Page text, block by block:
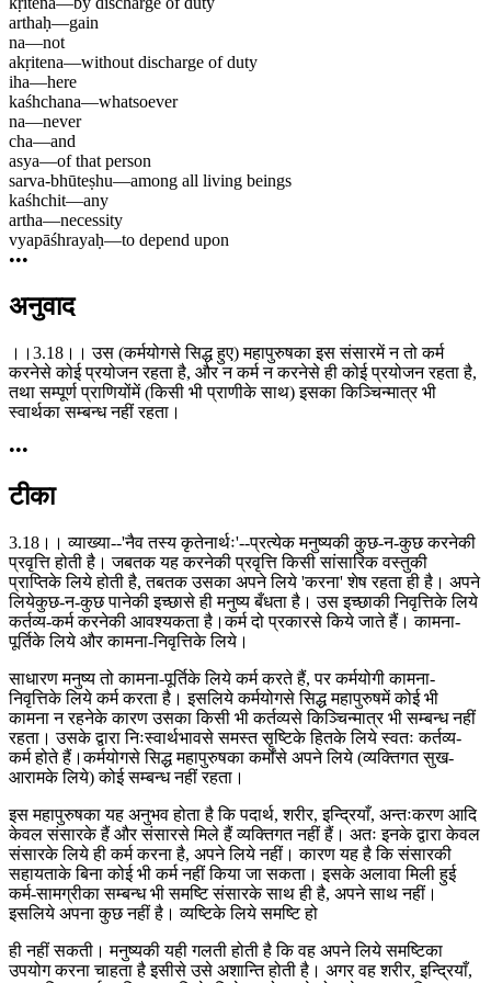
arthaḥ—gain
na—not
akṛitena—without discharge of duty
iha—here
kaśhchana—whatsoever
na—never
cha—and
asya—of that person
sarva-bhūteṣhu—among all living beings
kaśhchit—any
artha—necessity
vyapāśhrayaḥ—to depend upon
•••
अनुवाद
।।3.18।। उस (कर्मयोगसे सिद्ध हुए) महापुरुषका इस संसारमें न तो कर्म
करनेसे कोई प्रयोजन रहता है, और न कर्म न करनेसे ही कोई प्रयोजन रहता है,
तथा सम्पूर्ण प्राणियोंमें (किसी भी प्राणीके साथ) इसका किञ्चिन्मात्र भी
स्वार्थका सम्बन्ध नहीं रहता।
•••
टीका
3.18।। व्याख्या--'नैव तस्य कृतेनार्थः'--प्रत्येक मनुष्यकी कुछ-न-कुछ करनेकी
प्रवृत्ति होती है। जबतक यह करनेकी प्रवृत्ति किसी सांसारिक वस्तुकी
प्राप्तिके लिये होती है, तबतक उसका अपने लिये 'करना' शेष रहता ही है। अपने
लियेकुछ-न-कुछ पानेकी इच्छासे ही मनुष्य बँधता है। उस इच्छाकी निवृत्तिके लिये
कर्तव्य-कर्म करनेकी आवश्यकता है।कर्म दो प्रकारसे किये जाते हैं। कामना-
पूर्तिके लिये और कामना-निवृत्तिके लिये।
साधारण मनुष्य तो कामना-पूर्तिके लिये कर्म करते हैं, पर कर्मयोगी कामना-
निवृत्तिके लिये कर्म करता है। इसलिये कर्मयोगसे सिद्ध महापुरुषमें कोई भी
कामना न रहनेके कारण उसका किसी भी कर्तव्यसे किञ्चिन्मात्र भी सम्बन्ध नहीं
रहता। उसके द्वारा निःस्वार्थभावसे समस्त सृष्टिके हितके लिये स्वतः कर्तव्य-
कर्म होते हैं।कर्मयोगसे सिद्ध महापुरुषका कर्मोंसे अपने लिये (व्यक्तिगत सुख-
आरामके लिये) कोई सम्बन्ध नहीं रहता।
इस महापुरुषका यह अनुभव होता है कि पदार्थ, शरीर, इन्द्रियाँ, अन्तःकरण आदि
केवल संसारके हैं और संसारसे मिले हैं व्यक्तिगत नहीं हैं। अतः इनके द्वारा केवल
संसारके लिये ही कर्म करना है, अपने लिये नहीं। कारण यह है कि संसारकी
सहायताके बिना कोई भी कर्म नहीं किया जा सकता। इसके अलावा मिली हुई
कर्म-सामग्रीका सम्बन्ध भी समष्टि संसारके साथ ही है, अपने साथ नहीं।
इसलिये अपना कुछ नहीं है। व्यष्टिके लिये समष्टि हो
ही नहीं सकती। मनुष्यकी यही गलती होती है कि वह अपने लिये समष्टिका
उपयोग करना चाहता है इसीसे उसे अशान्ति होती है। अगर वह शरीर, इन्द्रियाँ,